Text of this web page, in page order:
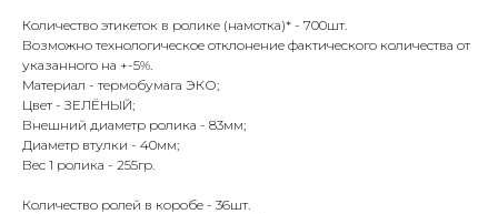
Количество этикеток в ролике (намотка)* - 700шт.
Возможно технологическое отклонение фактического количества от
указанного на +-5%.
Материал - термобумага ЭКО;
Цвет - ЗЕЛЁНЫЙ;
Внешний диаметр ролика - 83мм;
Диаметр втулки - 40мм;
Вес 1 ролика - 255гр.
Количество ролей в коробе - 36шт.